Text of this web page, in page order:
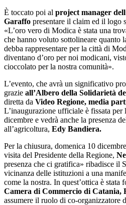
È toccato poi al project manager
Garaffo presentare il claim ed il logo
«L’oro vero di Modica è stata una
che hanno voluto sottolineare quanto
debba rappresentare per la città di
diventano d’oro per noi modicani,
cioccolato per la nostra comunità».
L’evento, che avrà un significativo
grazie all’Albero della Solidarietà
diretta da Video Regione, media
L’inaugurazione ufficiale è fissata per
dicembre e vedrà anche la presenza
all’agricoltura, Edy Bandiera.
Per la chiusura, domenica 10
visita del Presidente della Regione,
presenza che ci gratifica» ribadisce il
vicinanza delle istituzioni a una
come la nostra. In quest’ottica è stata
Camera di Commercio di Catania,
assumere il ruolo di co-organizzatore